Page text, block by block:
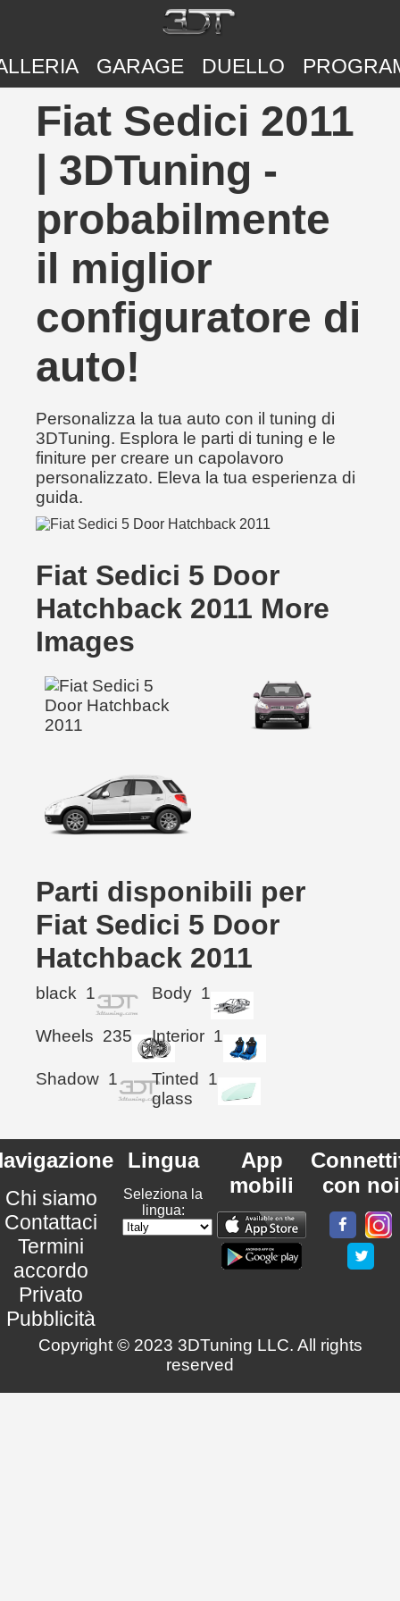
GARAGE DUELLO
Fiat Sedici 2011
| 3DTuning -
probabilmente
il miglior
configuratore di
auto!
Personalizza la tua auto con il tuning di
3DTuning. Esplora le parti di tuning e le
finiture per creare un capolavoro
personalizzato. Eleva la tua esperienza di
guida.
Fiat Sedici 5 Door
Hatchback 2011 More
Images
Parti disponibili per
Fiat Sedici 5 Door
Hatchback 2011
black 1 Body 1
Wheels 235 Interior 1
Shadow 1
Tinted
glass
1
Chi siamo
Contattaci
Termini
accordo
Privato
Pubblicità
Lingua
Seleziona la
lingua:
App
mobili
con noi
Copyright © 2023 3DTuning LLC. All rights
reserved